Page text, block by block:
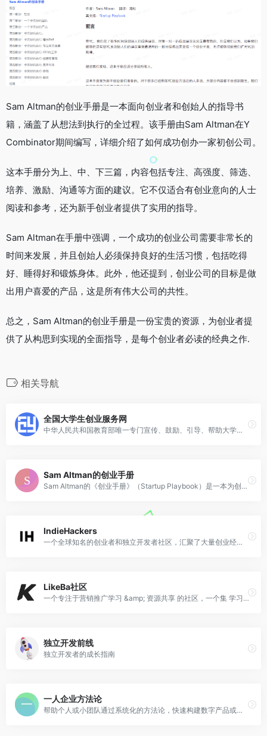
Sam Altman的创业手册是一本面向创业者和创始人的指导书
籍，涵盖了从想法到执行的全过程。该手册由Sam Altman在Y
Combinator期间编写，详细介绍了如何成功创办一家初创公司。
这本手册分为上、中、下三篇，内容包括专注、高强度、筛选、
培养、激励、沟通等方面的建议。它不仅适合有创业意向的人士
阅读和参考，还为新手创业者提供了实用的指导。
Sam Altman在手册中强调，一个成功的创业公司需要非常长的
时间来发展，并且创始人必须保持良好的生活习惯，包括吃得
好、睡得好和锻炼身体。此外，他还提到，创业公司的目标是做
出用户喜爱的产品，这是所有伟大公司的共性。
总之，Sam Altman的创业手册是一份宝贵的资源，为创业者提
供了从构思到实现的全面指导，是每个创业者必读的经典之作.
相关导航
全国大学生创业服务网
中华人民共和国教育部唯一专门宣传、鼓励、引导、帮助大学生创业的官方网站
Sam Altman的创业手册
Sam Altman的《创业手册》（Startup Playbook）是一本为创业者提供全面指导的书籍，涵盖了从创业想法的产生、团队建设、产品开发到执行和融资等多个方面。
IndieHackers
一个全球知名的创业者和独立开发者社区，汇聚了大量创业经验、产品案例和收入分享
LikeBa社区
一个专注于营销推广学习 &amp; 资源共享 的社区，一个集 学习 + 分享 + 变现 于一体的圈子。
独立开发前线
独立开发者的成长指南
一人企业方法论
帮助个人或小团队通过系统化的方法论，快速构建数字产品或服务。其核心价值在于提供一套可复制、可实践、可传播的“一人企业”方法论，适合创业者、自由职业者和数字产品开发者。